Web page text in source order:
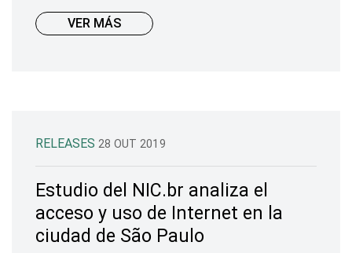
VER MÁS
RELEASES 28 OUT 2019
Estudio del NIC.br analiza el
acceso y uso de Internet en la
ciudad de São Paulo